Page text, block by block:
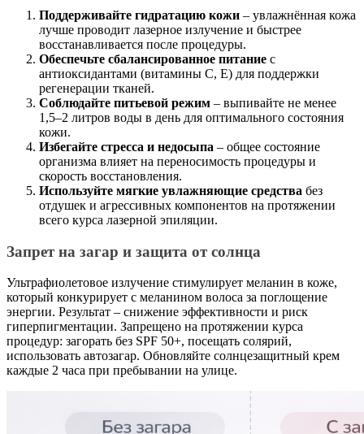
Поддерживайте гидратацию кожи – увлажнённая кожа
лучше проводит лазерное излучение и быстрее
восстанавливается после процедуры.
Обеспечьте сбалансированное питание с
антиоксидантами (витамины С, Е) для поддержки
регенерации тканей.
Соблюдайте питьевой режим – выпивайте не менее
1,5–2 литров воды в день для оптимального состояния
кожи.
Избегайте стресса и недосыпа – общее состояние
организма влияет на переносимость процедуры и
скорость восстановления.
Используйте мягкие увлажняющие средства без
отдушек и агрессивных компонентов на протяжении
всего курса лазерной эпиляции.
Запрет на загар и защита от солнца
Ультрафиолетовое излучение стимулирует меланин в коже,
который конкурирует с меланином волоса за поглощение
энергии. Результат – снижение эффективности и риск
гиперпигментации. Запрещено на протяжении курса
процедур: загорать без SPF 50+, посещать солярий,
использовать автозагар. Обновляйте солнцезащитный крем
каждые 2 часа при пребывании на улице.